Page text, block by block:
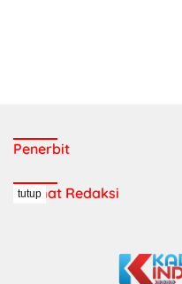
Penerbit
Alamat Redaksi
tutup